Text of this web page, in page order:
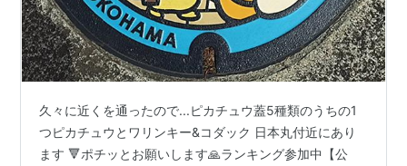
久々に近くを通ったので...ピカチュウ蓋5種類のうちの1
つピカチュウとワリンキー&コダック 日本丸付近にあり
ます 🔻ポチッとお願いします🙏ランキング参加中【公